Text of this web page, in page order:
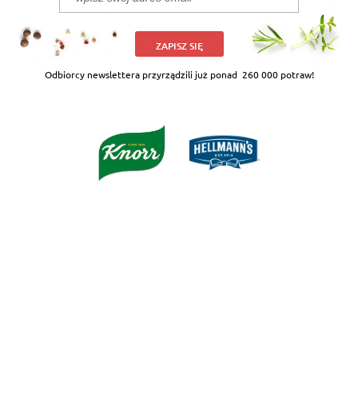
ZAPISZ SIĘ
Odbiorcy newslettera przyrządzili już ponad 260 000 potraw!